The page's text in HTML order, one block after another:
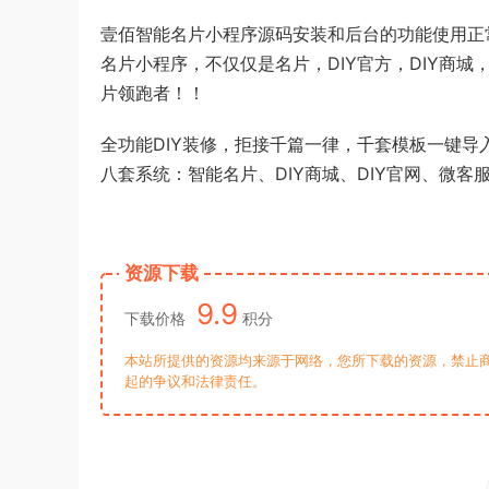
壹佰智能名片小程序源码安装和后台的功能使用
名片小程序，不仅仅是名片，DIY官方，DIY商城
片领跑者！！
全功能DIY装修，拒接千篇一律，千套模板一键
八套系统：智能名片、DIY商城、DIY官网、微客
资源下载
下载价格 9.9 积分
本站所提供的资源均来源于网络，您所下载的资源，禁
起的争议和法律责任。